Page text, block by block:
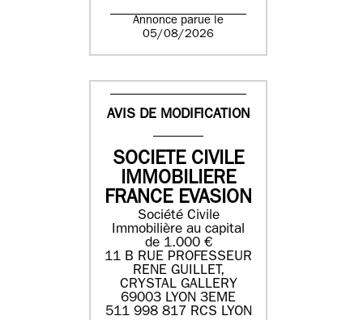
Annonce parue le
05/08/2026
AVIS DE MODIFICATION
SOCIETE CIVILE
IMMOBILIERE
FRANCE EVASION
Société Civile
Immobilière au capital
de 1.000 €
11 B RUE PROFESSEUR
RENE GUILLET,
CRYSTAL GALLERY
69003 LYON 3EME
511 998 817 RCS LYON